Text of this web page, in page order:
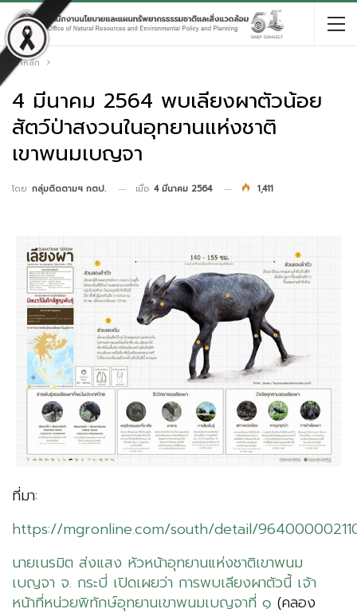
หน้าหลัก
4 มีนาคม 2564 พบเลียงผาตัวน้อย
สัตว์ป่าสงวนในอุทยานแห่งชาติ
เขาพนมเบญจา
โดย กลุ่มติดตามฯ กตป. เมื่อ 4 มีนาคม 2564 1,411
ที่มา:
https://mgronline.com/south/detail/
นายเนรมิต ส่งแสง หัวหน้าอุทยานแห่งชาติเขาพนม
เบญจา จ. กระบี่ เปิดเผยว่า การพบเลียงผาตัวนี้ เจ้า
หน้าที่หน่วยพิทักษ์อุทยานเขาพนมเบญจาที่ ๑ (คลอง